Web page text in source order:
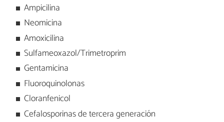
Ampicilina
Neomicina
Amoxicilina
Sulfameoxazol/Trimetroprim
Gentamicina
Fluoroquinolonas
Cloranfenicol
Cefalosporinas de tercera generación